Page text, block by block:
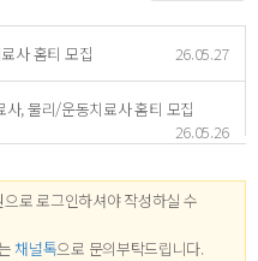
사 홈티 모집 26.05.27
, 물리/운동치료사 홈티 모집
26.05.26
로 로그인하셔야 작성하실 수
채널톡으로 문의부탁드립니다.